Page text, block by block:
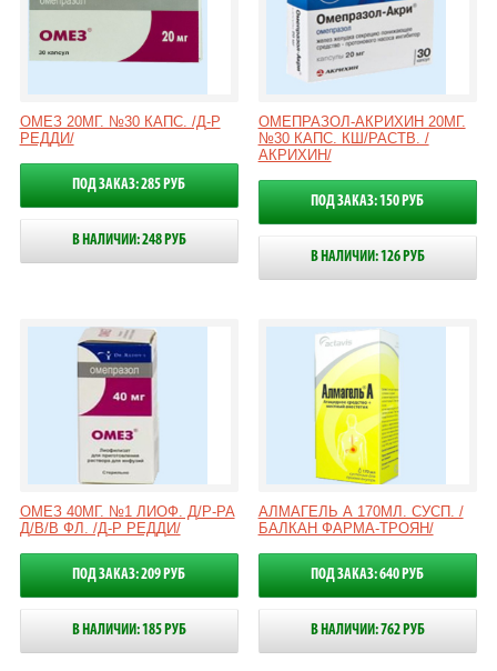
ОМЕЗ 20МГ. №30 КАПС. /Д-Р
РЕДДИ/
ПОД ЗАКАЗ: 285 РУБ
В НАЛИЧИИ: 248 РУБ
ОМЕПРАЗОЛ-АКРИХИН 20МГ.
№30 КАПС. КШ/РАСТВ. /
АКРИХИН/
ПОД ЗАКАЗ: 150 РУБ
В НАЛИЧИИ: 126 РУБ
ОМЕЗ 40МГ. №1 ЛИОФ. Д/Р-РА
Д/В/В ФЛ. /Д-Р РЕДДИ/
ПОД ЗАКАЗ: 209 РУБ
В НАЛИЧИИ: 185 РУБ
АЛМАГЕЛЬ А 170МЛ. СУСП. /
БАЛКАН ФАРМА-ТРОЯН/
ПОД ЗАКАЗ: 640 РУБ
В НАЛИЧИИ: 762 РУБ